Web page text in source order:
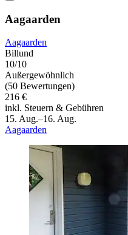
Aagaarden
Aagaarden
Billund
10/10
Außergewöhnlich
(50 Bewertungen)
216 €
inkl. Steuern & Gebühren
15. Aug.–16. Aug.
Aagaarden